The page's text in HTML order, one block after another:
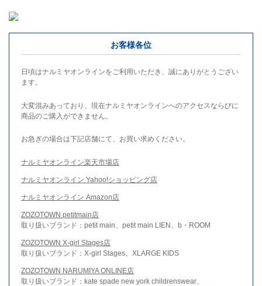
お客様各位
日頃はナルミヤオンラインをご利用いただき、誠にありがとうござい
ます。
大変混みあっており、現在ナルミヤオンラインへのアクセスならびに
商品のご購入ができません。
お急ぎの場合は下記店舗にて、お買い求めください。
ナルミヤオンライン楽天市場店
ナルミヤオンライン Yahoo!ショッピング店
ナルミヤオンライン Amazon店
ZOZOTOWN petitmain店
取り扱いブランド：petit main、petit main LIEN、b・ROOM
ZOZOTOWN X-girl Stages店
取り扱いブランド：X-girl Stages、XLARGE KIDS
ZOZOTOWN NARUMIYA ONLINE店
取り扱いブランド：kate spade new york childrenswear、